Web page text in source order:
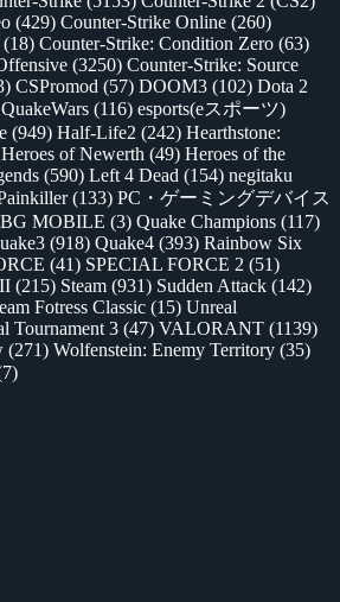
(429) Counter-Strike Online (260)
(18) Counter-Strike: Condition Zero (63)
(3250) Counter-Strike: Source
CSPromod (57) DOOM3 (102) Dota 2
(116) esports(eスポーツ)
(949) Half-Life2 (242) Hearthstone:
Heroes of Newerth (49) Heroes of the
(590) Left 4 Dead (154) negitaku
(133) PC・ゲーミングデバイス
MOBILE (3) Quake Champions (117)
(918) Quake4 (393) Rainbow Six
(41) SPECIAL FORCE 2 (51)
(215) Steam (931) Sudden Attack (142)
Fotress Classic (15) Unreal
Tournament 3 (47) VALORANT (1139)
(271) Wolfenstein: Enemy Territory (35)